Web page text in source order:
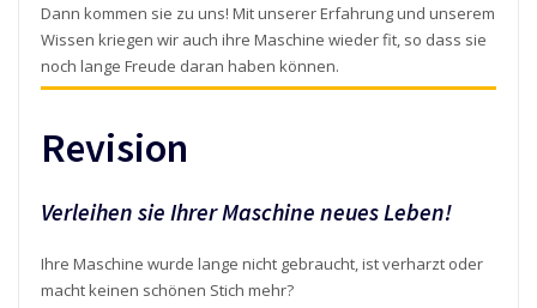
Dann kommen sie zu uns! Mit unserer Erfahrung und unserem
Wissen kriegen wir auch ihre Maschine wieder fit, so dass sie
noch lange Freude daran haben können.
Revision
Verleihen sie Ihrer Maschine neues Leben!
Ihre Maschine wurde lange nicht gebraucht, ist verharzt oder
macht keinen schönen Stich mehr?